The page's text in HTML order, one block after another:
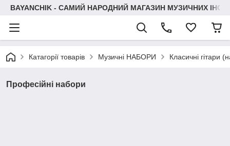
BAYANCHIK - САМИЙ НАРОДНИЙ МАГАЗИН МУЗИЧНИХ
Катагорії товарів Музичні НАБОРИ Класичні гітари
Професійні набори